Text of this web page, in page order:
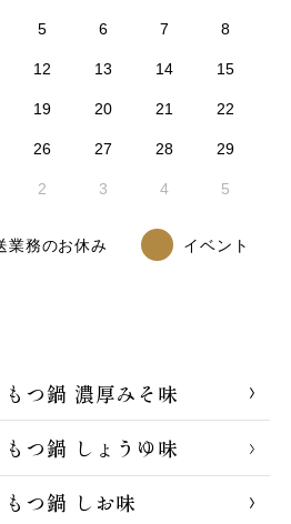
もつ鍋 濃厚みそ味
もつ鍋 しょうゆ味
もつ鍋 しお味
5 6 7 8
12 13 14 15
19 20 21 22
26 27 28 29
2 3 4 5
業務のお休み イベント